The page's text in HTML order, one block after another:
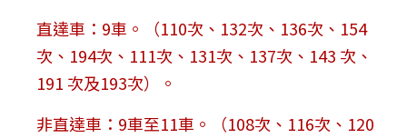
直達車：9車。（110次、132次、136次、154
次、194次、111次、131次、137次、143 次、
191 次及193次）。
非直達車：9車至11車。（108次、116次、120